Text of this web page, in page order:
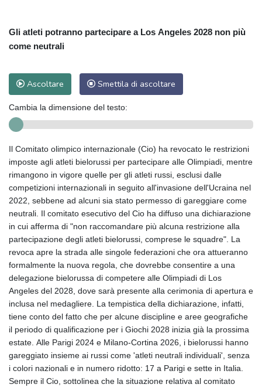
Gli atleti potranno partecipare a Los Angeles 2028 non più
come neutrali
Ascoltare Smettila di ascoltare
Cambia la dimensione del testo:
Il Comitato olimpico internazionale (Cio) ha revocato le restrizioni
imposte agli atleti bielorussi per partecipare alle Olimpiadi, mentre
rimangono in vigore quelle per gli atleti russi, esclusi dalle
competizioni internazionali in seguito all'invasione dell'Ucraina nel
2022, sebbene ad alcuni sia stato permesso di gareggiare come
neutrali. Il comitato esecutivo del Cio ha diffuso una dichiarazione
in cui afferma di "non raccomandare più alcuna restrizione alla
partecipazione degli atleti bielorussi, comprese le squadre". La
revoca apre la strada alle singole federazioni che ora attueranno
formalmente la nuova regola, che dovrebbe consentire a una
delegazione bielorussa di competere alle Olimpiadi di Los
Angeles del 2028, dove sarà presente alla cerimonia di apertura e
inclusa nel medagliere. La tempistica della dichiarazione, infatti,
tiene conto del fatto che per alcune discipline e aree geografiche
il periodo di qualificazione per i Giochi 2028 inizia già la prossima
estate. Alle Parigi 2024 e Milano-Cortina 2026, i bielorussi hanno
gareggiato insieme ai russi come 'atleti neutrali individuali', senza
i colori nazionali e in numero ridotto: 17 a Parigi e sette in Italia.
Sempre il Cio, sottolinea che la situazione relativa al comitato